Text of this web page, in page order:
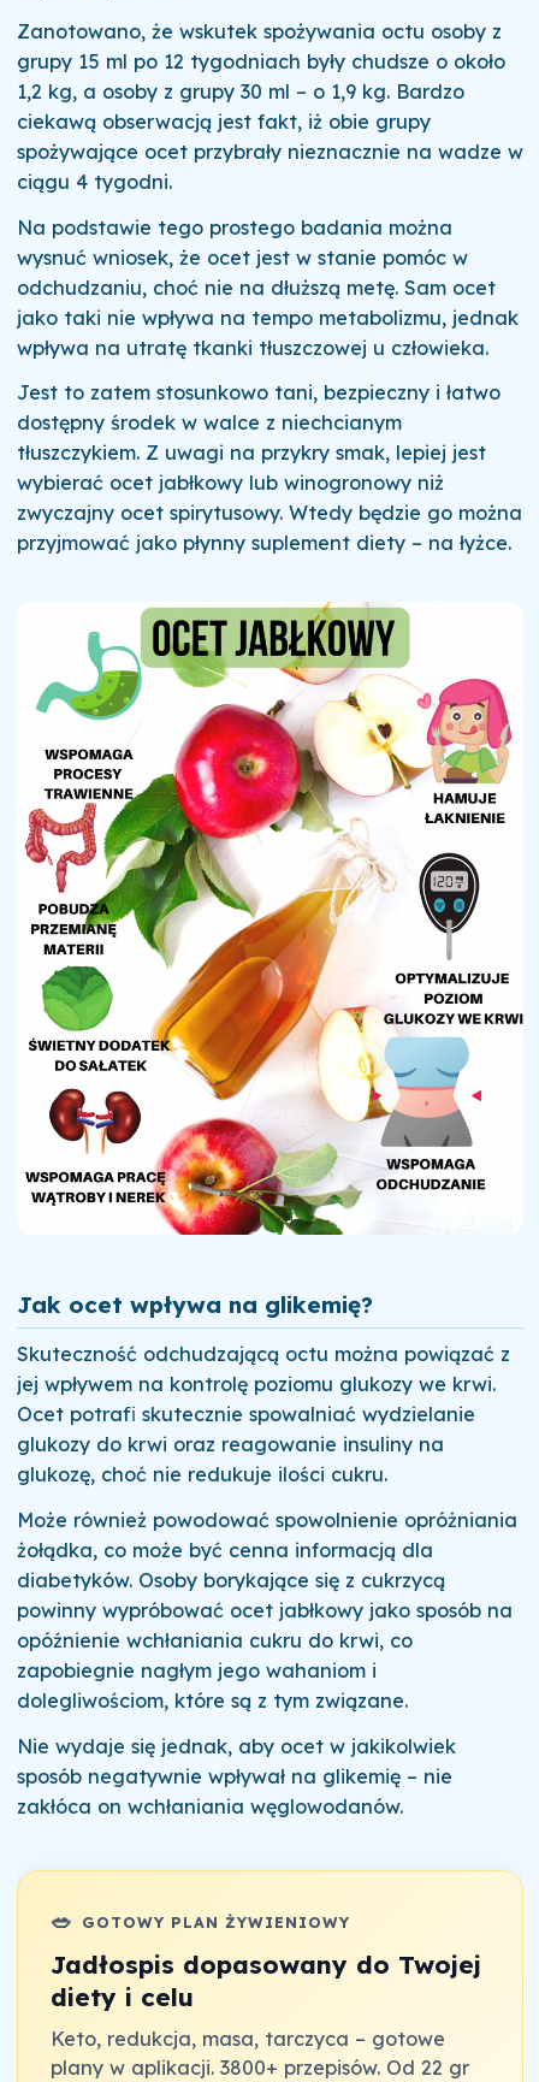
Zanotowano, że wskutek spożywania octu osoby z
grupy 15 ml po 12 tygodniach były chudsze o około
1,2 kg, a osoby z grupy 30 ml – o 1,9 kg. Bardzo
ciekawą obserwacją jest fakt, iż obie grupy
spożywające ocet przybrały nieznacznie na wadze w
ciągu 4 tygodni.
Na podstawie tego prostego badania można
wysnuć wniosek, że ocet jest w stanie pomóc w
odchudzaniu, choć nie na dłuższą metę. Sam ocet
jako taki nie wpływa na tempo metabolizmu, jednak
wpływa na utratę tkanki tłuszczowej u człowieka.
Jest to zatem stosunkowo tani, bezpieczny i łatwo
dostępny środek w walce z niechcianym
tłuszczykiem. Z uwagi na przykry smak, lepiej jest
wybierać ocet jabłkowy lub winogronowy niż
zwyczajny ocet spirytusowy. Wtedy będzie go można
przyjmować jako płynny suplement diety – na łyżce.
Jak ocet wpływa na glikemię?
Skuteczność odchudzającą octu można powiązać z
jej wpływem na kontrolę poziomu glukozy we krwi.
Ocet potrafi skutecznie spowalniać wydzielanie
glukozy do krwi oraz reagowanie insuliny na
glukozę, choć nie redukuje ilości cukru.
Może również powodować spowolnienie opróżniania
żołądka, co może być cenna informacją dla
diabetyków. Osoby borykające się z cukrzycą
powinny wypróbować ocet jabłkowy jako sposób na
opóźnienie wchłaniania cukru do krwi, co
zapobiegnie nagłym jego wahaniom i
dolegliwościom, które są z tym związane.
Nie wydaje się jednak, aby ocet w jakikolwiek
sposób negatywnie wpływał na glikemię – nie
zakłóca on wchłaniania węglowodanów.
🥗 GOTOWY PLAN ŻYWIENIOWY
Jadłospis dopasowany do Twojej
diety i celu
Keto, redukcja, masa, tarczyca – gotowe
plany w aplikacji. 3800+ przepisów. Od 22 gr